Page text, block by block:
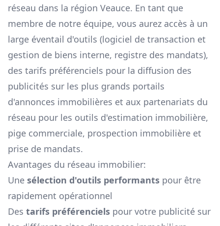
réseau dans la région Veauce. En tant que
membre de notre équipe, vous aurez accès à un
large éventail d'outils (logiciel de transaction et
gestion de biens interne, registre des mandats),
des tarifs préférenciels pour la diffusion des
publicités sur les plus grands portails
d'annonces immobilières et aux partenariats du
réseau pour les outils d'estimation immobilière,
pige commerciale, prospection immobilière et
prise de mandats.
Avantages du réseau immobilier:
Une sélection d'outils performants pour être
rapidement opérationnel
Des tarifs préférenciels pour votre publicité sur